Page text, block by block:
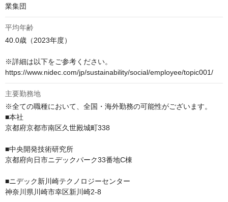
業集団
平均年齢
40.0歳（2023年度）
※詳細は以下をご参考ください。
https://www.nidec.com/jp/sustainability/social/employee/topic001/
主要勤務地
※全ての職種において、全国・海外勤務の可能性がございます。
■本社
京都府京都市南区久世殿城町338
■中央開発技術研究所
京都府向日市ニデックパーク33番地C棟
■ニデック新川崎テクノロジーセンター
神奈川県川崎市幸区新川崎2-8